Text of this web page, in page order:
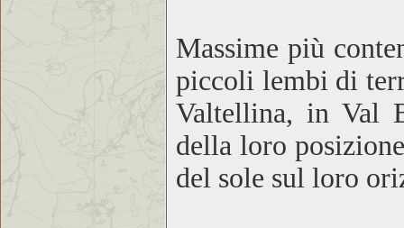
Massime più
piccoli lembi di
Valtellina, in Val
della loro
del sole sul loro